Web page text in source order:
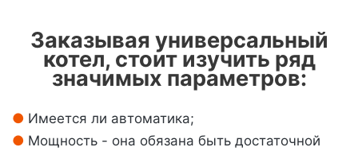
Заказывая универсальный
котел, стоит изучить ряд
значимых параметров:
Имеется ли автоматика;
Мощность - она обязана быть достаточной